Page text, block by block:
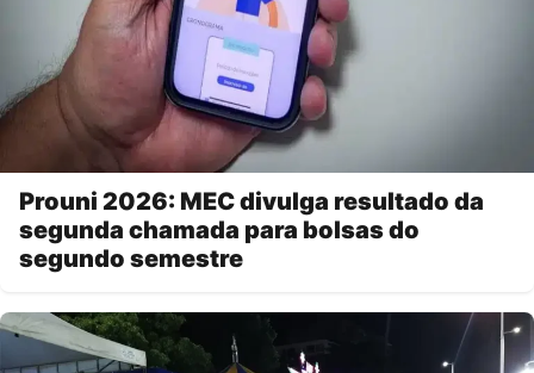
Prouni 2026: MEC divulga resultado da
segunda chamada para bolsas do
segundo semestre